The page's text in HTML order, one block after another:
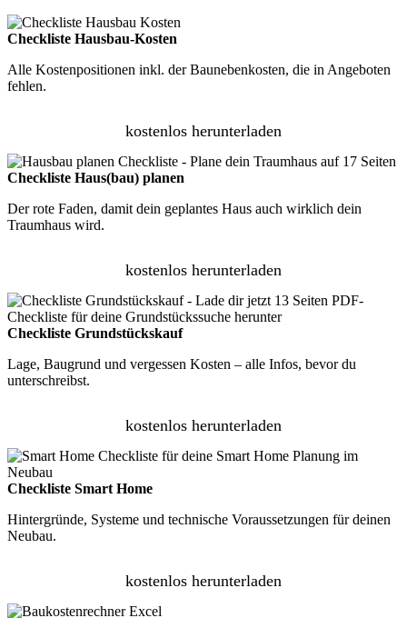
Checkliste Hausbau-Kosten
Alle Kostenpositionen inkl. der Baunebenkosten, die in Angeboten
fehlen.
kostenlos herunterladen
Checkliste Haus(bau) planen
Der rote Faden, damit dein geplantes Haus auch wirklich dein
Traumhaus wird.
kostenlos herunterladen
Checkliste Grundstückskauf
Lage, Baugrund und vergessen Kosten – alle Infos, bevor du
unterschreibst.
kostenlos herunterladen
Checkliste Smart Home
Hintergründe, Systeme und technische Voraussetzungen für deinen
Neubau.
kostenlos herunterladen